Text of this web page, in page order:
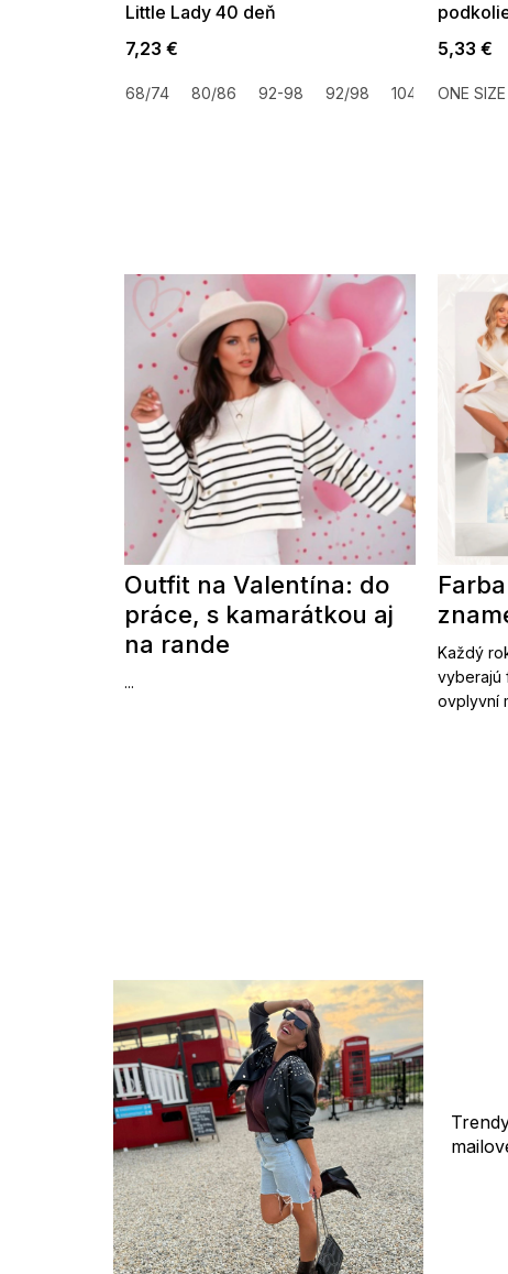
Little Lady 40 deň
7,23 €
68/74 80/86 92-98 92/98 104/110 116/122
5,33 €
ONE SIZE
Outfit na Valentína: do
práce, s kamarátkou aj
na rande
...
Každý
vyberajú
ovplyvní